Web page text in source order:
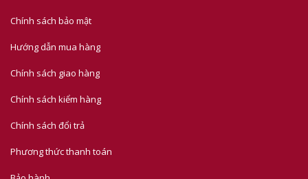
Chính sách bảo mật
Hướng dẫn mua hàng
Chính sách giao hàng
Chính sách kiểm hàng
Chính sách đổi trả
Phương thức thanh toán